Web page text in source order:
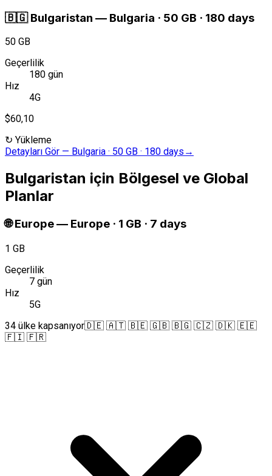
🇧🇬 Bulgaristan — Bulgaria · 50 GB · 180 days
50 GB
Geçerlilik
180 gün
Hız
4G
$60,10
↻ Yükleme
Detayları Gör — Bulgaria · 50 GB · 180 days →
Bulgaristan için Bölgesel ve Global
Planlar
🌐 Europe— Europe · 1 GB · 7 days
1 GB
Geçerlilik
7 gün
Hız
5G
34 ülke kapsanıyor🇩🇪 🇦🇹 🇧🇪 🇬🇧 🇧🇬 🇨🇿 🇩🇰 🇪🇪
🇫🇮 🇫🇷